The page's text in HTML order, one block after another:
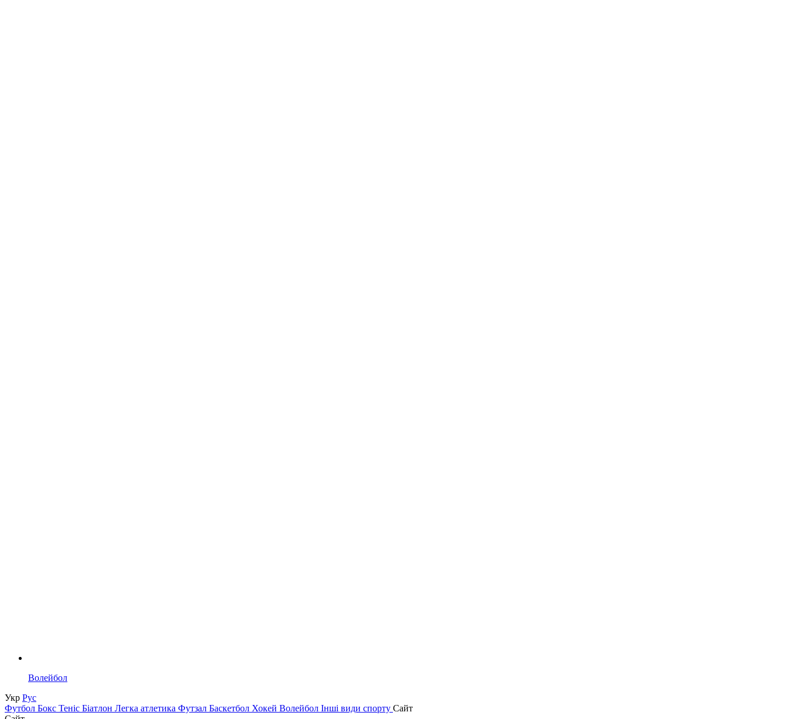
Волейбол
Укр Рус
Футбол Бокс Теніс Біатлон Легка атлетика Футзал Баскетбол Хокей Волейбол Інші види спорту Сайт